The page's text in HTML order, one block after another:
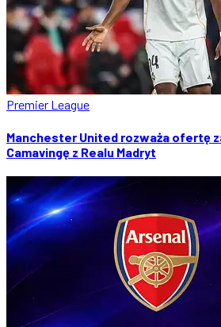
Premier League
Manchester United rozważa ofertę
Camavingę z Realu Madryt